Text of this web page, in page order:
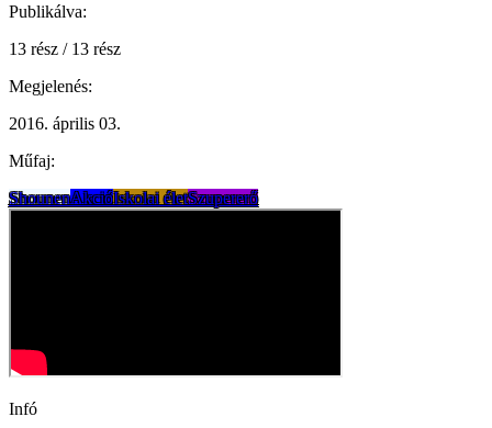
Publikálva:
13 rész / 13 rész
Megjelenés:
2016. április 03.
Műfaj:
ShounenAkcióIskolai életSzupererő
Infó